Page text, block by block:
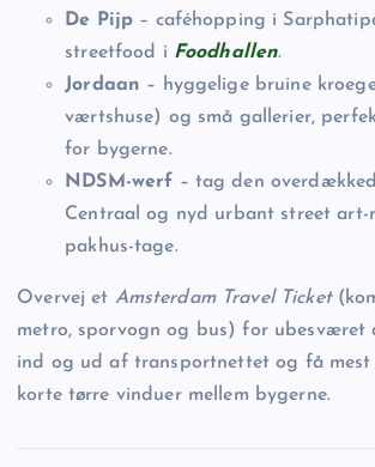
De Pijp – caféhopping i
streetfood i Foodhallen.
Jordaan – hyggelige bruine
værtshuse) og små gallerier,
for bygerne.
NDSM-werf – tag den
Centraal og nyd urbant street art-
pakhus-tage.
Overvej et Amsterdam Travel Ticket
metro, sporvogn og bus) for ubesværet
ind og ud af transportnettet og få
korte tørre vinduer mellem bygerne.